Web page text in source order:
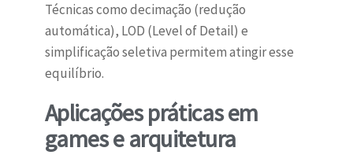
Técnicas como decimação (redução
automática), LOD (Level of Detail) e
simplificação seletiva permitem atingir esse
equilíbrio.
Aplicações práticas em
games e arquitetura